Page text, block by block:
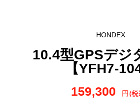
HONDEX
10.4型GPSデジ
【YFH7-104
159,300 円